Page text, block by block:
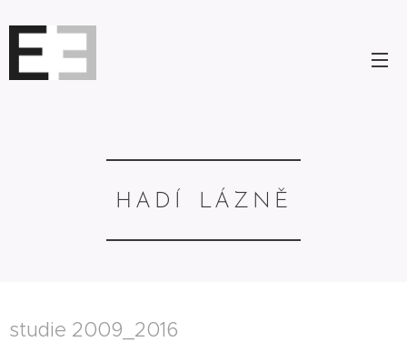
HADÍ LÁZNĚ
studie 2009_2016